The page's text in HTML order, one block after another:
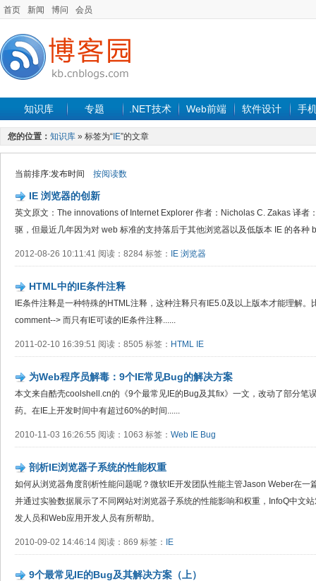
首页 新闻 博问 会员
知识库 专题 .NET技术 Web前端 软件设计 手
您的位置： 知识库 » 标签为“ IE”的文章
当前排序:发布时间 按阅读数
IE 浏览器的创新
英文原文：The innovations of Internet Explorer 作者：Nicholas C. Zakas 译者
驱，但最近几年因为对 web 标准的支持落后于其他浏览器以及低版本 IE 的各种
2012-08-26 10:11:41 阅读：8284 标签： IE 浏览器
HTML中的IE条件注释
IE条件注释是一种特殊的HTML注释，这种注释只有IE5.0及以上版本才能理解
comment--> 而只有IE可读的IE条件注释......
2011-02-10 16:39:51 阅读：8505 标签： HTML IE
为Web程序员解毒：9个IE常见Bug的解决方案
本文来自酷壳coolshell.cn的《9个最常见IE的Bug及其fix》一文，改动了部分笔
药。在IE上开发时间中有超过60%的时间......
2010-11-03 16:26:55 阅读：1063 标签： Web IE Bug
剖析IE浏览器子系统的性能权重
如何从浏览器角度剖析性能问题呢？微软IE开发团队性能主管Jason Weber在一
并通过实验数据展示了不同网站对浏览器子系统的性能影响和权重，InfoQ中文
发人员和Web应用开发人员有所帮助。
2010-09-02 14:46:14 阅读：869 标签： IE
9个最常见IE的Bug及其解决方案（上）